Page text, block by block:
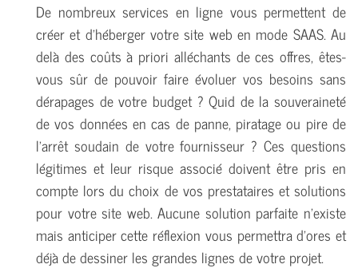
De nombreux services en ligne vous permettent de
créer et d'héberger votre site web en mode SAAS. Au
delà des coûts à priori alléchants de ces offres, êtes-
vous sûr de pouvoir faire évoluer vos besoins sans
dérapages de votre budget ? Quid de la souveraineté
de vos données en cas de panne, piratage ou pire de
l'arrêt soudain de votre fournisseur ? Ces questions
légitimes et leur risque associé doivent être pris en
compte lors du choix de vos prestataires et solutions
pour votre site web. Aucune solution parfaite n'existe
mais anticiper cette réflexion vous permettra d'ores et
déjà de dessiner les grandes lignes de votre projet.